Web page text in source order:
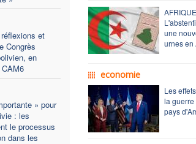
et
Congrès
en
» pour
: les
le processus
dans les
une
urnes en
economie
Les
la guerre
pays